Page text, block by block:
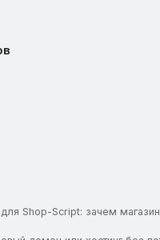
Shop-Script: зачем